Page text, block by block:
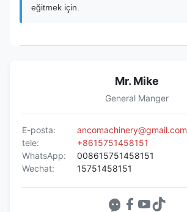
eğitmek için.
Mr. Mike
General Manger
E-posta:
ancomachinery@gmail.com
tele:
+8615751458151
WhatsApp:
008615751458151
Wechat:
15751458151